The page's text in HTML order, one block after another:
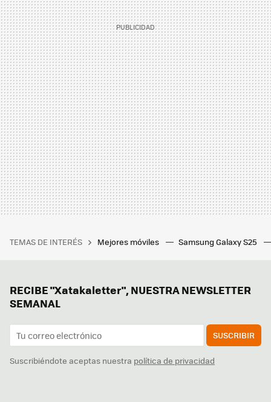
TEMAS DE INTERÉS Mejores móviles Samsung Galaxy S25
RECIBE "Xatakaletter", NUESTRA NEWSLETTER
SEMANAL
SUSCRIBIR
Suscribiéndote aceptas nuestra política de privacidad